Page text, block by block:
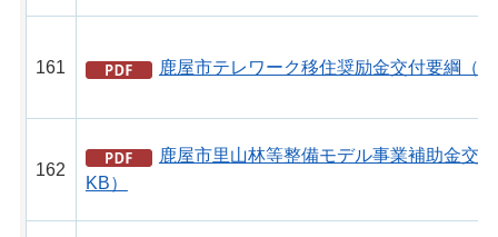
161 鹿屋市テレワーク移住奨励金交付要綱（
162
鹿屋市里山林等整備モデル事業補助金交
KB）